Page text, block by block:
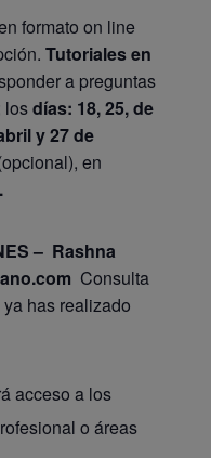
formato on line
Tutoriales en
a preguntas
losdías: 18, 25, de
y 27 de
en
– Rashna
Consulta
has realizado
acceso a los
o áreas